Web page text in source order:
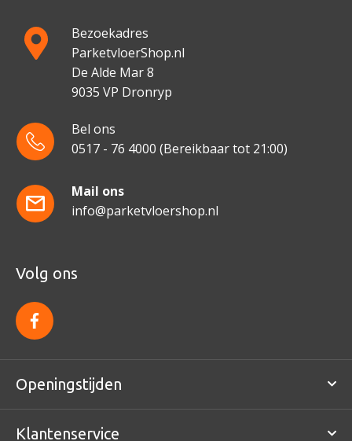
Bezoekadres
ParketvloerShop.nl
De Alde Mar 8
9035 VP Dronryp
Bel ons
0517 - 76 4000 (Bereikbaar tot 21:00)
Mail ons
info@parketvloershop.nl
Volg ons
f
a
c
e
o
o
Openingstijden
Klantenservice